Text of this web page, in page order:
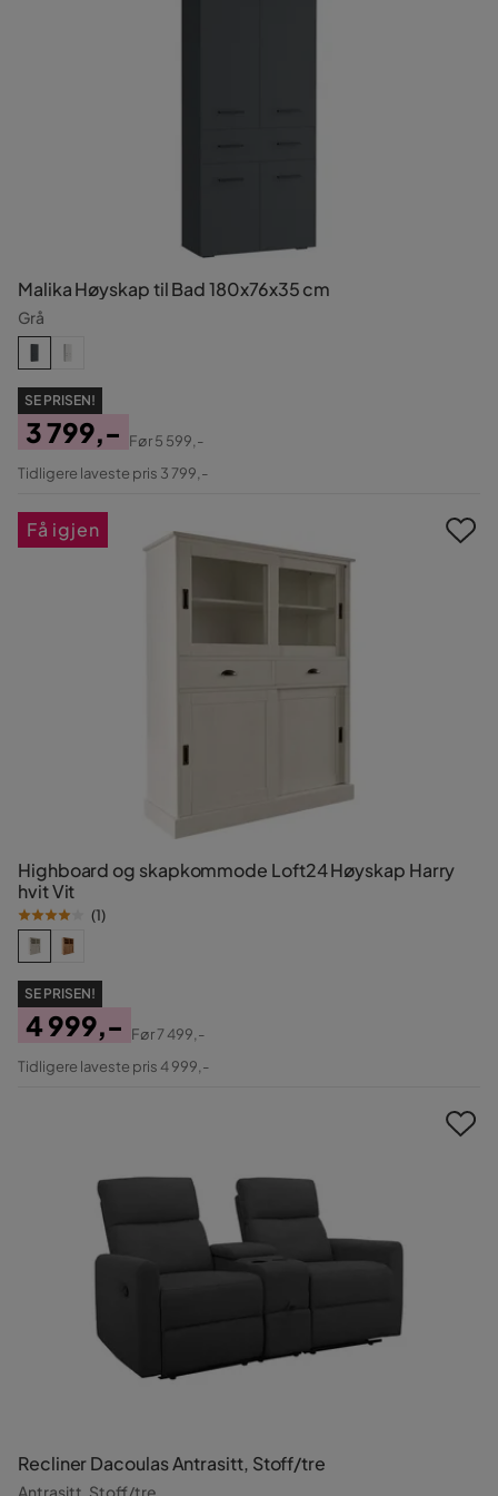
Malika Høyskap til Bad 180x76x35 cm
Grå
SE PRISEN!
Pris
3 799,-
Original
Før5 599,-
Tidligere laveste pris 3 799,-
Highboard og skapkommode Loft24 Høyskap Harry
hvit Vit
(1)
SE PRISEN!
Pris
4 999,-
Original
Før7 499,-
Tidligere laveste pris 4 999,-
Få igjen
Recliner Dacoulas Antrasitt, Stoff/tre
Antrasitt, Stoff/tre